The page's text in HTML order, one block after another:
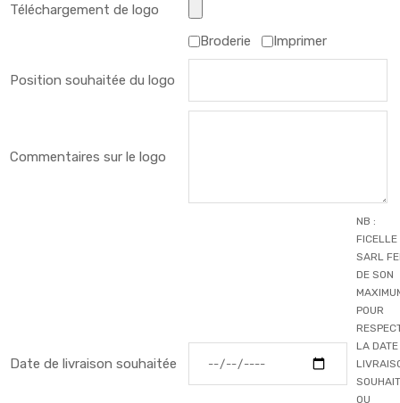
Téléchargement de logo
Broderie
Imprimer
Position souhaitée du logo
Commentaires sur le logo
Date de livraison souhaitée
NB :
FICELLE
SARL
DE SON
POUR
LA DATE
OU